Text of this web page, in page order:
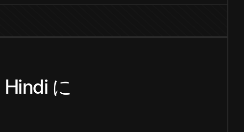
Hindi に